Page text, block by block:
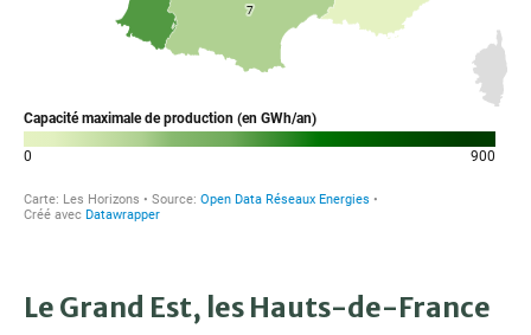
Le Grand Est, les Hauts-de-France